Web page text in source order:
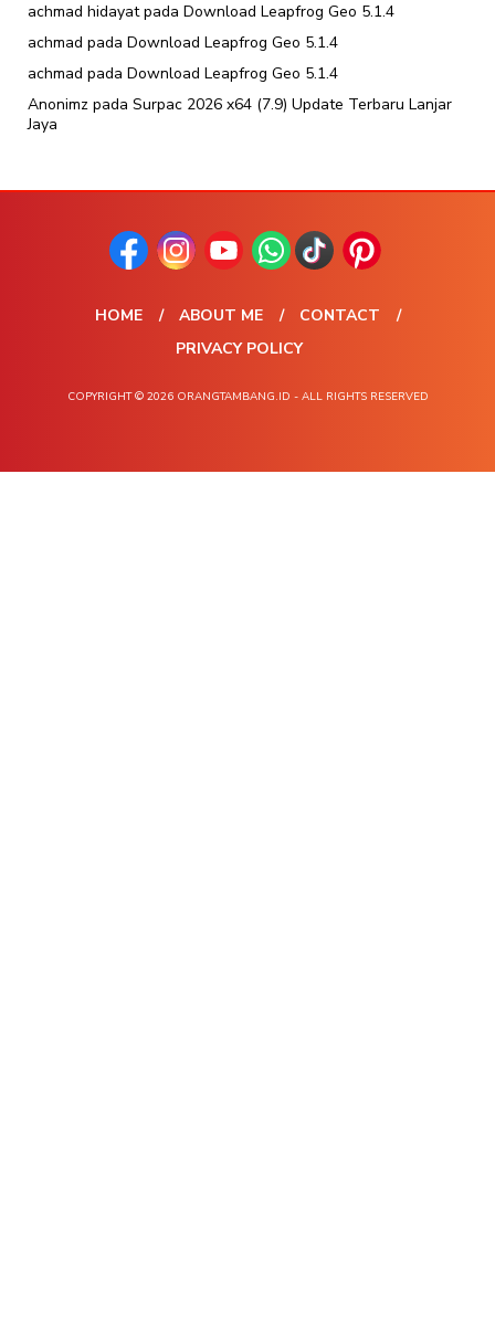
achmad hidayatpada Download Leapfrog Geo 5.1.4
achmad pada Download Leapfrog Geo 5.1.4
achmad pada Download Leapfrog Geo 5.1.4
Anonimz pada Surpac 2026 x64 (7.9) Update Terbaru Lanjar
Jaya
HOME ABOUT ME
CONTACT
PRIVACY POLICY
COPYRIGHT © 2026 ORANGTAMBANG.ID - ALL RIGHTS RESERVED